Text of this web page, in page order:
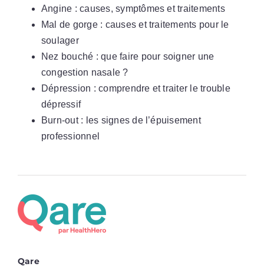
Angine : causes, symptômes et traitements
Mal de gorge : causes et traitements pour le
soulager
Nez bouché : que faire pour soigner une
congestion nasale ?
Dépression : comprendre et traiter le trouble
dépressif
Burn-out : les signes de l’épuisement
professionnel
Qare